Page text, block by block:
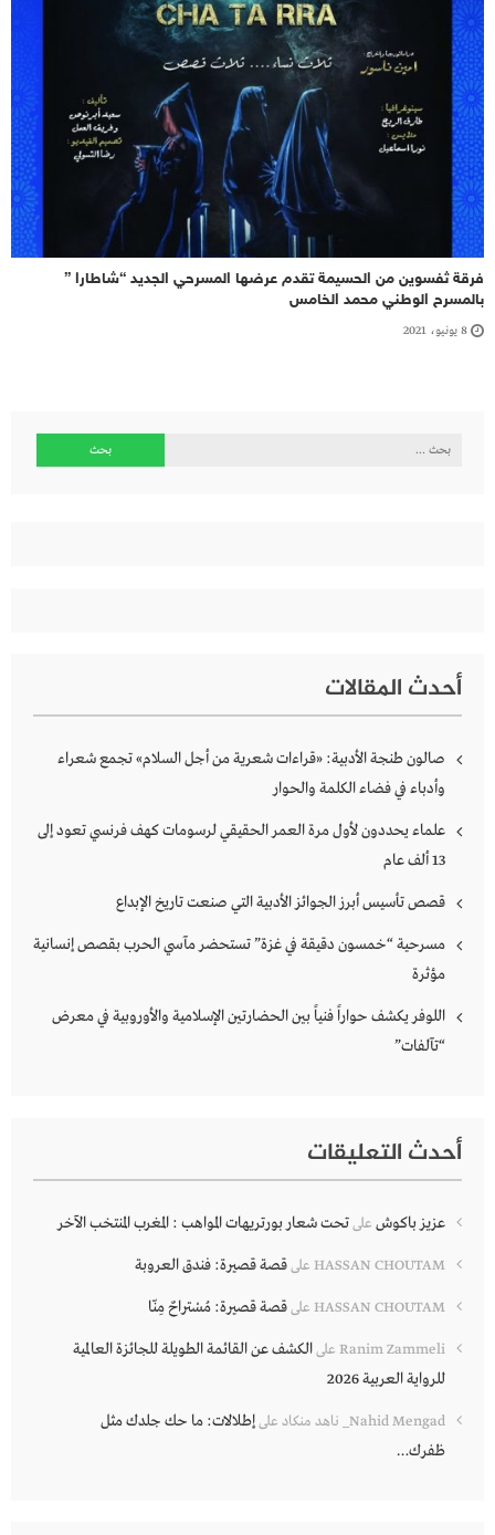
فرقة ثفسوين من الحسيمة تقدم عرضها المسرحي الجديد “شاطارا ”
بالمسرح الوطني محمد الخامس
8 يونيو، 2021
البحث
أحدث المقالات
صالون طنجة الأدبية: «قراءات شعرية من أجل السلام» تجمع شعراء
وأدباء في فضاء الكلمة والحوار
علماء يحددون لأول مرة العمر الحقيقي لرسومات كهف فرنسي تعود إلى
13 ألف عام
قصص تأسيس أبرز الجوائز الأدبية التي صنعت تاريخ الإبداع
مسرحية “خمسون دقيقة في غزة” تستحضر مآسي الحرب بقصص إنسانية
مؤثرة
اللوفر يكشف حواراً فنياً بين الحضارتين الإسلامية والأوروبية في معرض
“تآلفات”
أحدث التعليقات
عزيز باكوش علىتحت شعار بورتريهات المواهب : المغرب المنتخب الآخر
HASSAN CHOUTAM علىقصة قصيرة: فندق العروبة
HASSAN CHOUTAM علىقصة قصيرة: مُسْتراحٌ مِنّا
Ranim Zammeli علىالكشف عن القائمة الطويلة للجائزة العالمية
للرواية العربية 2026
Nahid Mengad_ ناهد منكاد علىإطلالات: ما حك جلدك مثل
ظفرك…